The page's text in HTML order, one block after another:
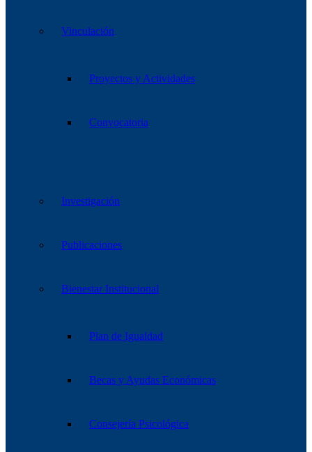
Vinculación
Proyectos y Actividades
Convocatoria
Investigación
Publicaciones
Bienestar Institucional
Plan de Igualdad
Becas y Ayudas Económicas
Consejería Psicológica